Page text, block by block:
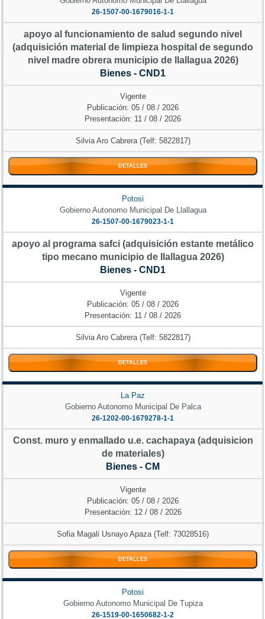
26-1507-00-1679016-1-1
apoyo al funcionamiento de salud segundo nivel
(adquisición material de limpieza hospital de segundo
nivel madre obrera municipio de llallagua 2026)
Bienes - CND1
Vigente
Publicación: 05 / 08 / 2026
Presentación: 11 / 08 / 2026
Silvia Aro Cabrera (Telf: 5822817)
DETALLES
Potosi
Gobierno Autonomo Municipal De Llallagua
26-1507-00-1679023-1-1
apoyo al programa safci (adquisición estante metálico
tipo mecano municipio de llallagua 2026)
Bienes - CND1
Vigente
Publicación: 05 / 08 / 2026
Presentación: 11 / 08 / 2026
Silvia Aro Cabrera (Telf: 5822817)
DETALLES
La Paz
Gobierno Autonomo Municipal De Palca
26-1202-00-1679278-1-1
Const. muro y enmallado u.e. cachapaya (adquisicion
de materiales)
Bienes - CM
Vigente
Publicación: 05 / 08 / 2026
Presentación: 12 / 08 / 2026
Sofia Magali Usnayo Apaza (Telf: 73028516)
DETALLES
Potosi
Gobierno Autonomo Municipal De Tupiza
26-1519-00-1650682-1-2